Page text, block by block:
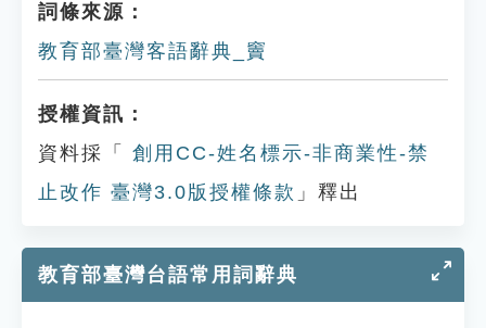
詞條來源：
教育部臺灣客語辭典_竇
授權資訊：
資料採「
創用CC-姓名標示-非商業性-禁
止改作 臺灣3.0版授權條款 」釋出
教育部臺灣台語常用詞辭典